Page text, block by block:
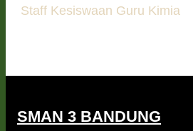
Staff Kesiswaan Guru Kimia
SMAN 3 BANDUNG